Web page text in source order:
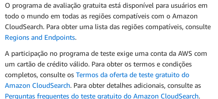
O programa de avaliação gratuita está disponível para usuários em
todo o mundo em todas as regiões compatíveis com o Amazon
CloudSearch. Para obter uma lista das regiões compatíveis, consulte
Regions and Endpoints.
A participação no programa de teste exige uma conta da AWS com
um cartão de crédito válido. Para obter os termos e condições
completos, consulte os Termos da oferta de teste gratuito do
Amazon CloudSearch. Para obter detalhes adicionais, consulte as
Perguntas frequentes do teste gratuito do Amazon CloudSearch.